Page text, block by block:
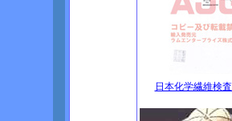
日本化学繊維検